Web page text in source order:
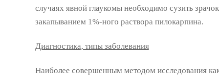
случаях явной глаукомы необходимо сузить
закапыванием 1%-ного раствора пилокарпина.
Диагностика, типы заболевания
Наиболее совершенным методом исследования